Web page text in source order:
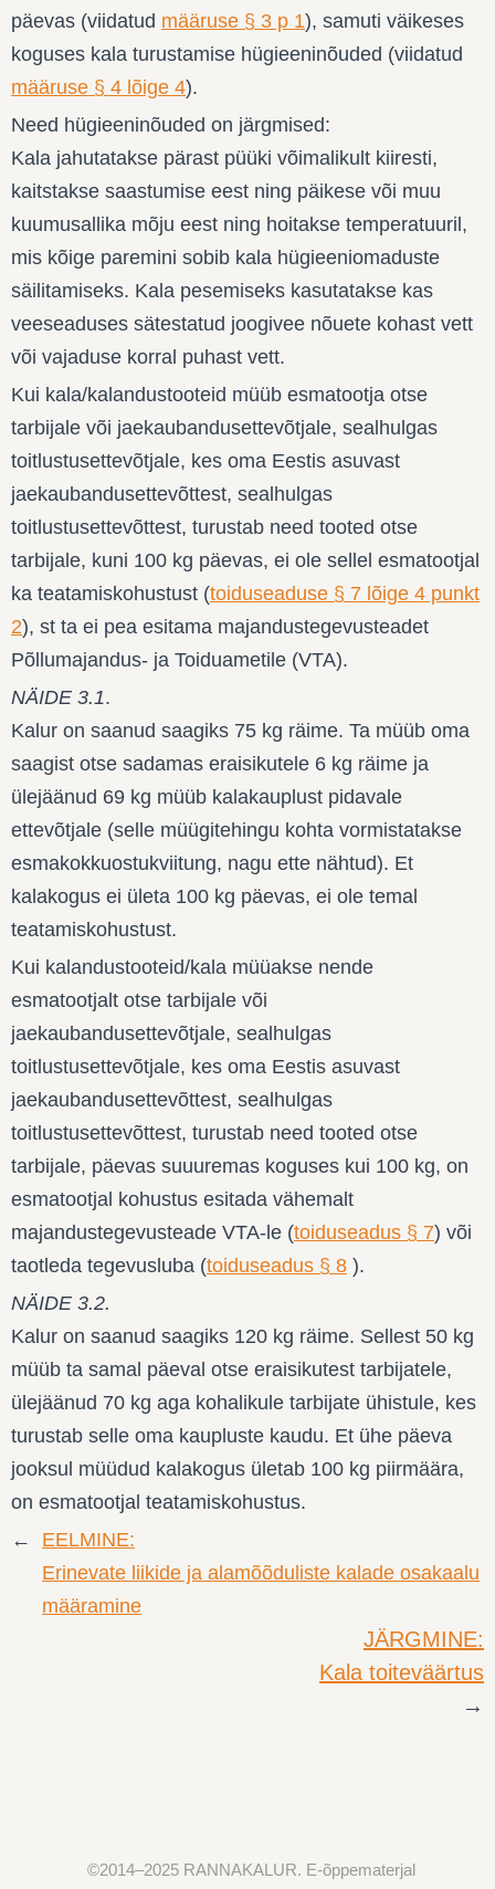
päevas (viidatud määruse § 3 p 1), samuti väikeses
koguses kala turustamise hügieeninõuded (viidatud
määruse § 4 lõige 4).
Need hügieeninõuded on järgmised:
Kala jahutatakse pärast püüki võimalikult kiiresti,
kaitstakse saastumise eest ning päikese või muu
kuumusallika mõju eest ning hoitakse temperatuuril,
mis kõige paremini sobib kala hügieeniomaduste
säilitamiseks. Kala pesemiseks kasutatakse kas
veeseaduses sätestatud joogivee nõuete kohast vett
või vajaduse korral puhast vett.
Kui kala/kalandustooteid müüb esmatootja otse
tarbijale või jaekaubandusettevõtjale, sealhulgas
toitlustusettevõtjale, kes oma Eestis asuvast
jaekaubandusettevõttest, sealhulgas
toitlustusettevõttest, turustab need tooted otse
tarbijale, kuni 100 kg päevas, ei ole sellel esmatootjal
ka teatamiskohustust (toiduseaduse § 7 lõige 4 punkt
2), st ta ei pea esitama majandustegevusteadet
Põllumajandus- ja Toiduametile (VTA).
NÄIDE 3.1.
Kalur on saanud saagiks 75 kg räime. Ta müüb oma
saagist otse sadamas eraisikutele 6 kg räime ja
ülejäänud 69 kg müüb kalakauplust pidavale
ettevõtjale (selle müügitehingu kohta vormistatakse
esmakokkuostukviitung, nagu ette nähtud). Et
kalakogus ei ületa 100 kg päevas, ei ole temal
teatamiskohustust.
Kui kalandustooteid/kala müüakse nende
esmatootjalt otse tarbijale või
jaekaubandusettevõtjale, sealhulgas
toitlustusettevõtjale, kes oma Eestis asuvast
jaekaubandusettevõttest, sealhulgas
toitlustusettevõttest, turustab need tooted otse
tarbijale, päevas suuuremas koguses kui 100 kg, on
esmatootjal kohustus esitada vähemalt
majandustegevusteade VTA-le (toiduseadus § 7) või
taotleda tegevusluba (toiduseadus § 8 ).
NÄIDE 3.2.
Kalur on saanud saagiks 120 kg räime. Sellest 50 kg
müüb ta samal päeval otse eraisikutest tarbijatele,
ülejäänud 70 kg aga kohalikule tarbijate ühistule, kes
turustab selle oma kaupluste kaudu. Et ühe päeva
jooksul müüdud kalakogus ületab 100 kg piirmäära,
on esmatootjal teatamiskohustus.
←
EELMINE:
Erinevate liikide ja alamõõduliste kalade osakaalu
määramine
JÄRGMINE:
Kala toiteväärtus
→
©2014–2025 RANNAKALUR. E-õppematerjal